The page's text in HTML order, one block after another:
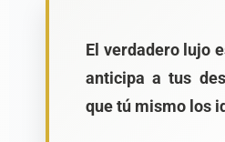
El verdadero lujo
anticipa a tus
que tú mismo los